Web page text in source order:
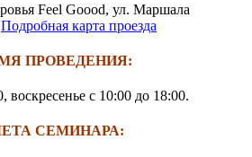
Feel Goood, ул. Маршала
Подробная карта проезда
ПРОВЕДЕНИЯ:
воскресенье с 10:00 до 18:00.
СЕМИНАРА: